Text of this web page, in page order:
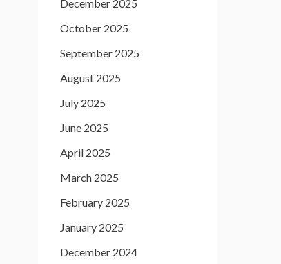
December 2025
October 2025
September 2025
August 2025
July 2025
June 2025
April 2025
March 2025
February 2025
January 2025
December 2024